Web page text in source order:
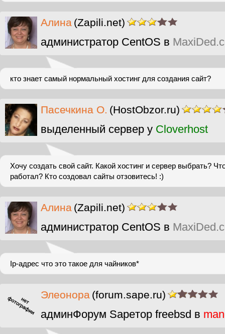
Алина (Zapili.net)
администратор CentOS в
кто знает самый нормальный хостинг для создания сайт?
Пасечкина О. (HostObzor.ru)
выделенный сервер у Cloverhost
Хочу создать свой сайт. Какой хостинг и сервер выбрать?
работал? Кто создовал сайты отзовитесь! :)
Алина (Zapili.net)
администратор CentOS в
Ip-адрес что это такое для чайников*
Элеонора (forum.sape.ru)
админФорум Sapeтор freebsd в